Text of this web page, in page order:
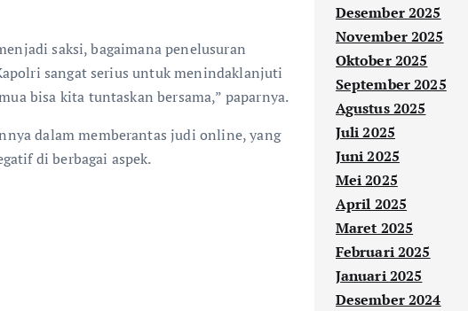
saksi, bagaimana penelusuran
sangat serius untuk menindaklanjuti
bisa kita tuntaskan bersama,” paparnya.
dalam memberantas judi online, yang
di berbagai aspek.
Desember 2025
November 2025
Oktober 2025
September 2025
Agustus 2025
Juli 2025
Juni 2025
Mei 2025
April 2025
Maret 2025
Februari 2025
Januari 2025
Desember 2024